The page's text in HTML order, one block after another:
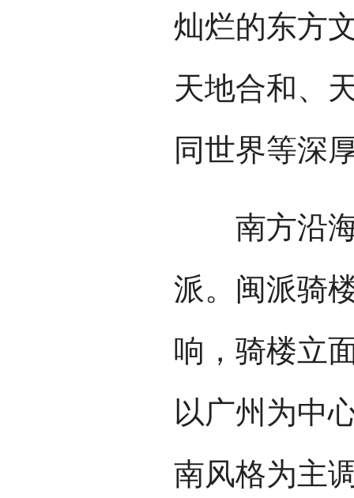
灿烂的东方
天地合和、
同世界等深
南方沿海
派。闽派骑
响，骑楼立
以广州为中
南风格为主